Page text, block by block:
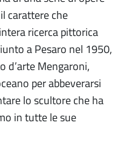
carattere che
ricerca pittorica
a Pesaro nel 1950,
d’arte Mengaroni,
per abbeverarsi
lo scultore che ha
in tutte le sue